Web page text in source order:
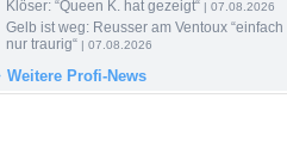
Klöser: “Queen K. hat gezeigt“ | 07.08.2026
Gelb ist weg: Reusser am Ventoux “einfach
nur traurig“ | 07.08.2026
Weitere Profi-News